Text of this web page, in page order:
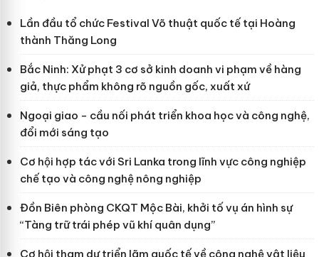
Lần đầu tổ chức Festival Võ thuật quốc tế tại Hoàng
thành Thăng Long
Bắc Ninh: Xử phạt 3 cơ sở kinh doanh vi phạm về hàng
giả, thực phẩm không rõ nguồn gốc, xuất xứ
Ngoại giao - cầu nối phát triển khoa học và công nghệ,
đổi mới sáng tạo
Cơ hội hợp tác với Sri Lanka trong lĩnh vực công nghiệp
chế tạo và công nghệ nông nghiệp
Đồn Biên phòng CKQT Mộc Bài, khởi tố vụ án hình sự
“Tàng trữ trái phép vũ khí quân dụng”
Cơ hội tham dự triển lãm quốc tế về công nghệ vật liệu